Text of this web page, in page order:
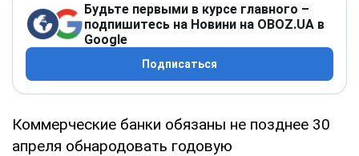
Будьте первыми в курсе главного –
подпишитесь на Новини на OBOZ.UA в
Google
Подписаться
Коммерческие банки обязаны не позднее 30
апреля обнародовать годовую